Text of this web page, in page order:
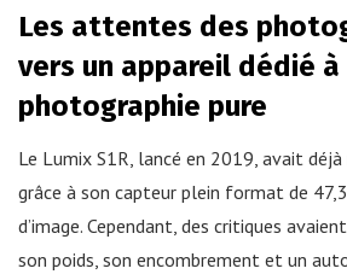
Les attentes des
vers un appareil dédié à
photographie pure
Le Lumix S1R, lancé en 2019, avait
grâce à son capteur plein format de
d’image. Cependant, des critiques
son poids, son encombrement et un